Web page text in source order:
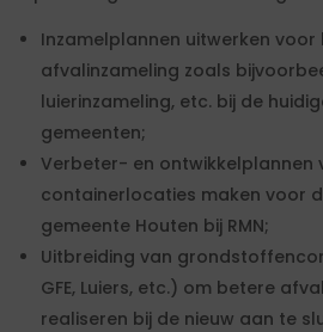
Inzamelplannen uitwerken
afvalinzameling zoals
luierinzameling, etc. bij de
gemeenten;
Verbeter- en ontwikkelplannen
containerlocaties maken voor
gemeente Houten bij RMN;
Uitbreiding van
GFE, Luiers, etc.) om betere
realiseren bij de nieuw aan te